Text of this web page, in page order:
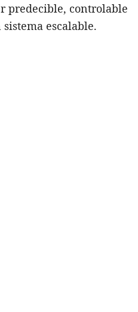
predecible, controlable
escalable.